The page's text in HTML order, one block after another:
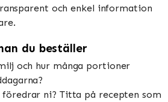
och enkel information
du beställer
och hur många portioner
ni? Titta på recepten som